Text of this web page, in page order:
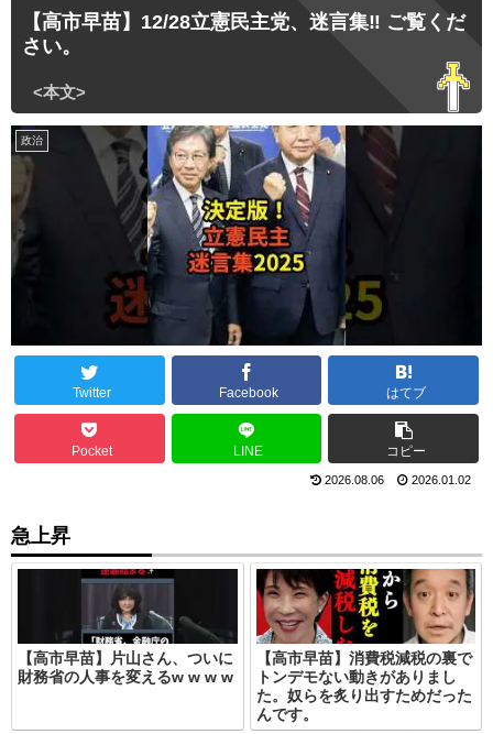
【高市早苗】12/28立憲民主党、迷言集‼︎ ご覧くだ
さい。
政治
Twitter Facebook はてブ
Pocket LINE コピー
2026.08.06 2026.01.02
急上昇
【高市早苗】片山さん、ついに
財務省の人事を変えるw w w w
【高市早苗】消費税減税の裏で
トンデモない動きがありまし
た。奴らを炙り出すためだった
んです。